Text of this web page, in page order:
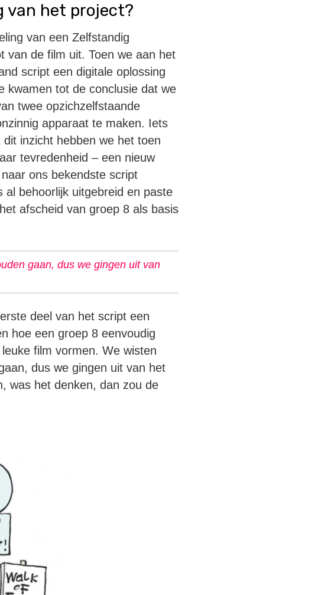
van het project?
van een Zelfstandig
van de film uit. Toen we aan het
script een digitale oplossing
kwamen tot de conclusie dat we
twee opzichzelfstaande
apparaat te maken. Iets
inzicht hebben we het toen
tevredenheid – een nieuw
ons bekendste script
al behoorlijk uitgebreid en paste
afscheid van groep 8 als basis
gaan, dus we gingen uit van
deel van het script een
hoe een groep 8 eenvoudig
film vormen. We wisten
dus we gingen uit van het
was het denken, dan zou de